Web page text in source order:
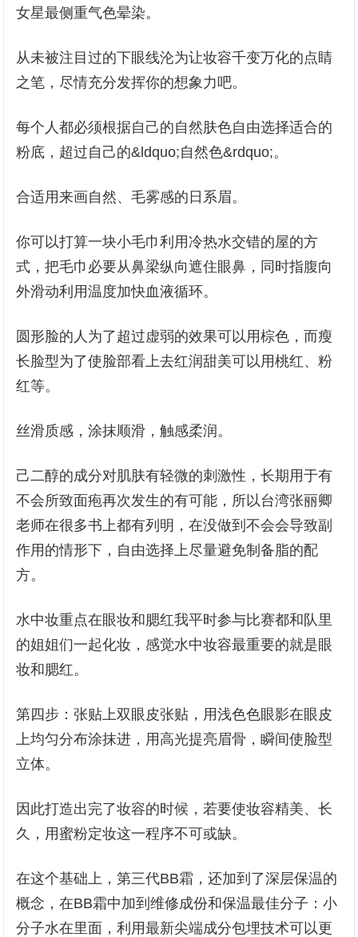
女星最侧重气色晕染。
从未被注目过的下眼线沦为让妆容千变万化的点睛
之笔，尽情充分发挥你的想象力吧。
每个人都必须根据自己的自然肤色自由选择适合的
粉底，超过自己的&ldquo;自然色&rdquo;。
合适用来画自然、毛雾感的日系眉。
你可以打算一块小毛巾利用冷热水交错的屋的方
式，把毛巾必要从鼻梁纵向遮住眼鼻，同时指腹向
外滑动利用温度加快血液循环。
圆形脸的人为了超过虚弱的效果可以用棕色，而瘦
长脸型为了使脸部看上去红润甜美可以用桃红、粉
红等。
丝滑质感，涂抹顺滑，触感柔润。
己二醇的成分对肌肤有轻微的刺激性，长期用于有
不会所致面疱再次发生的有可能，所以台湾张丽卿
老师在很多书上都有列明，在没做到不会会导致副
作用的情形下，自由选择上尽量避免制备脂的配
方。
水中妆重点在眼妆和腮红我平时参与比赛都和队里
的姐姐们一起化妆，感觉水中妆容最重要的就是眼
妆和腮红。
第四步：张贴上双眼皮张贴，用浅色色眼影在眼皮
上均匀分布涂抹进，用高光提亮眉骨，瞬间使脸型
立体。
因此打造出完了妆容的时候，若要使妆容精美、长
久，用蜜粉定妆这一程序不可或缺。
在这个基础上，第三代BB霜，还加到了深层保温的
概念，在BB霜中加到维修成份和保温最佳分子：小
分子水在里面，利用最新尖端成分包埋技术可以更